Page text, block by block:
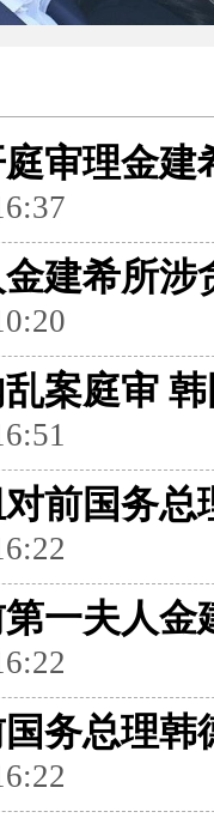
审理金建
建希所涉
案庭审
前国务总
一夫人金
务总理韩